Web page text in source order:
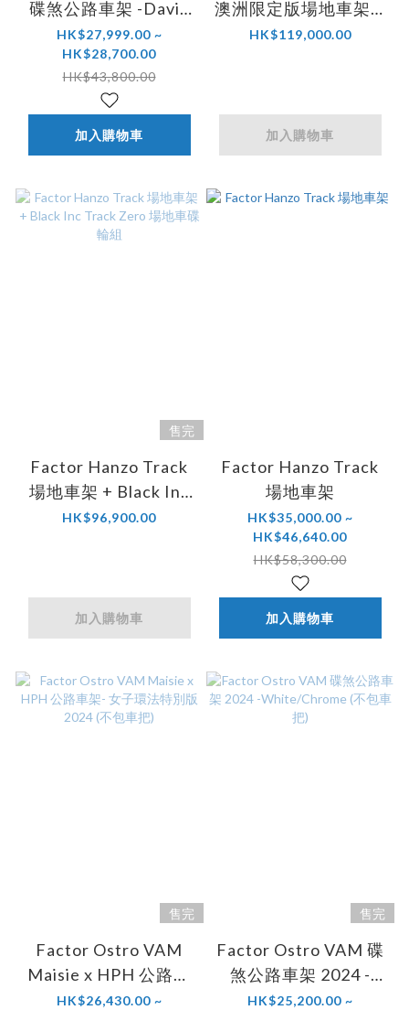
碟煞公路車架 -David
Millar 限量版 2024 (不
包車把）
HK$27,999.00 ~
HK$28,700.00
HK$43,800.00
加入購物車
澳洲限定版場地車架 +
Black Inc Track Zero
HK$119,000.00
加入購物車
售完
Factor Hanzo Track
場地車架 + Black Inc
Track Zero 場地車碟
HK$96,900.00
加入購物車
Factor Hanzo Track
場地車架
HK$35,000.00 ~
HK$46,640.00
HK$58,300.00
加入購物車
售完
Factor Ostro VAM
Maisie x HPH 公路車
架- 女子環法特別版
HK$26,430.00 ~
售完
Factor Ostro VAM 碟
煞公路車架 2024 -
White/Chrome (不包
HK$25,200.00 ~